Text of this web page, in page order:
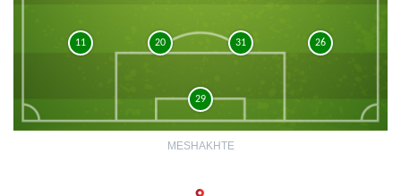
29
26
31
20
11
MESHAKHTE